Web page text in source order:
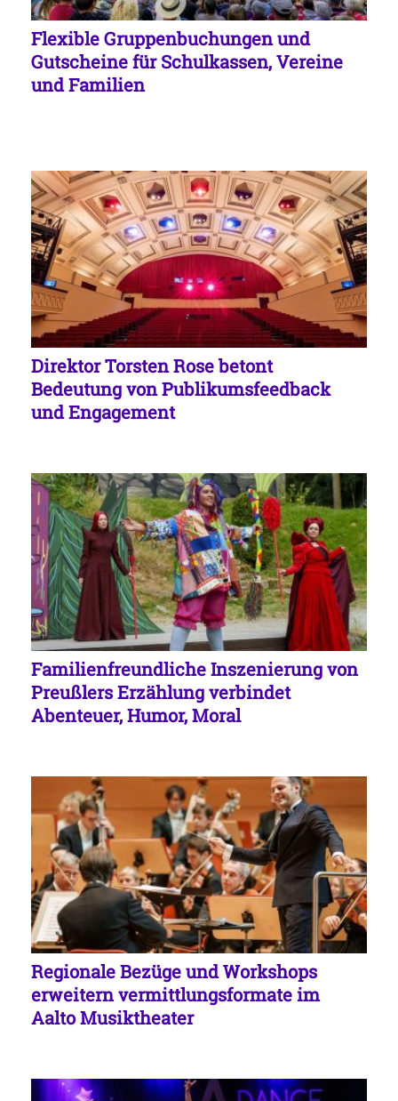
Flexible Gruppenbuchungen und
Gutscheine für Schulkassen, Vereine
und Familien
Direktor Torsten Rose betont
Bedeutung von Publikumsfeedback
und Engagement
Familienfreundliche Inszenierung von
Preußlers Erzählung verbindet
Abenteuer, Humor, Moral
Regionale Bezüge und Workshops
erweitern vermittlungsformate im
Aalto Musiktheater